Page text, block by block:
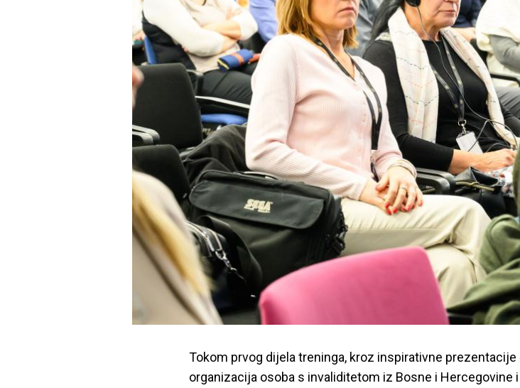
Tokom prvog dijela treninga, kroz inspirativne
organizacija osoba s invaliditetom iz Bosne i Hercegovine